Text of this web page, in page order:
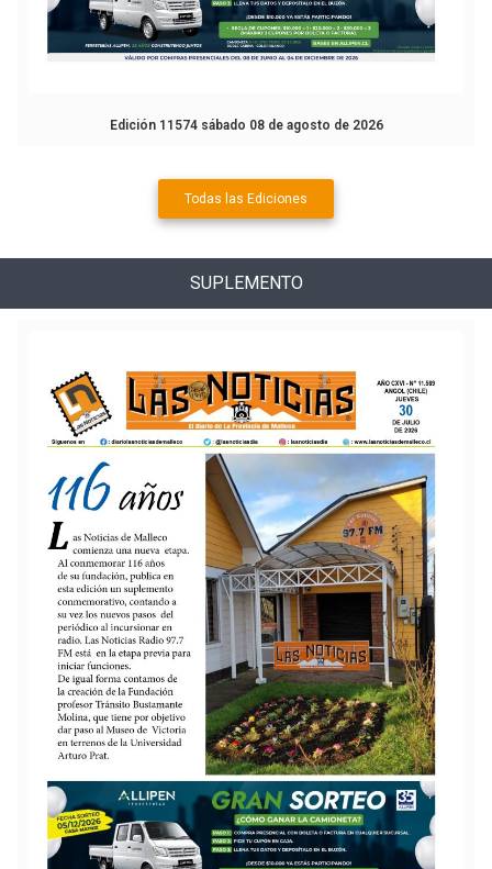
Edición 11574 sábado 08 de agosto de 2026
Todas las Ediciones
SUPLEMENTO